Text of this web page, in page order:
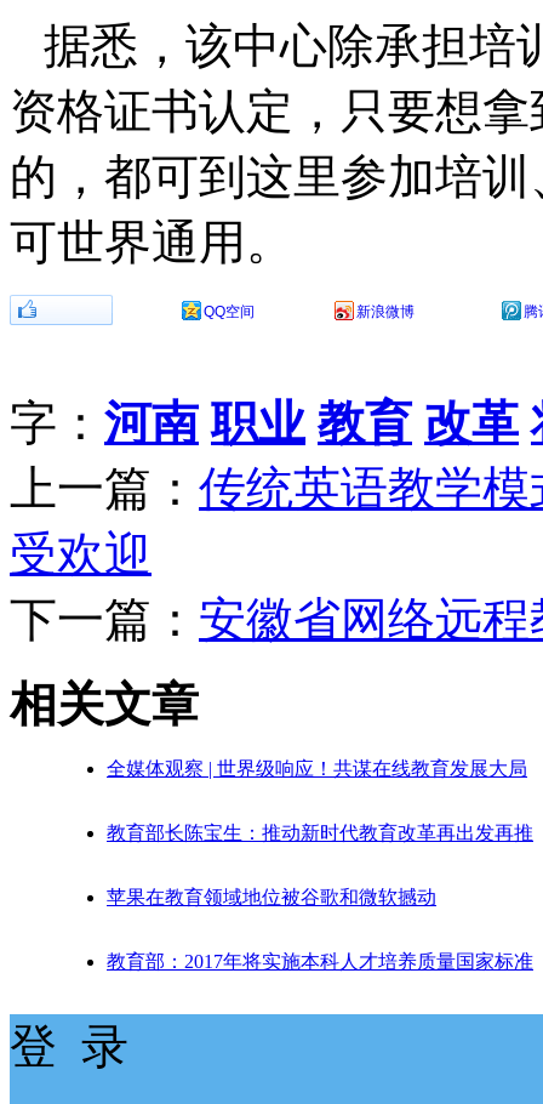
据悉，该中心除承担培
资格证书认定，只要想
的，都可到这里参加培
可世界通用。
QQ空间 新浪微博 腾
字： 河南 职业 教育 改革
上一篇： 传统英语教学
受欢迎
下一篇： 安徽省网络远
相关文章
全媒体观察 | 世界级响应！共谋在线教育发展大局
教育部长陈宝生：推动新时代教育改革再出发再推
苹果在教育领域地位被谷歌和微软撼动
教育部：2017年将实施本科人才培养质量国家标准
登 录